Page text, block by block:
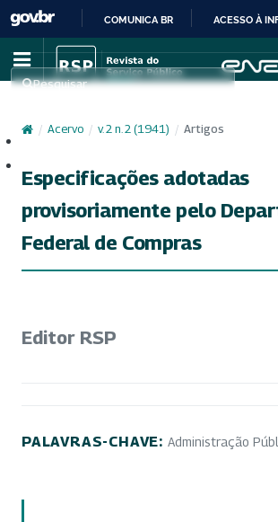
IR
PARA
CONTEÚDO
COMUNICA BR ACESSO À
Pesquisar
/ Acervo / v. 2 n. 2 (1941) / Artigos
Especificações adotadas
provisoriamente pelo
Federal de Compras
Editor RSP
PALAVRAS-CHAVE: Administração